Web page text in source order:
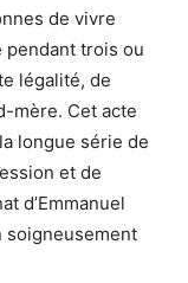
de vivre
pendant trois ou
légalité, de
mère. Cet acte
longue série de
et de
d’Emmanuel
soigneusement